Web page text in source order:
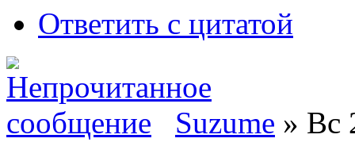
Ответить с цитатой
Suzume » Вс